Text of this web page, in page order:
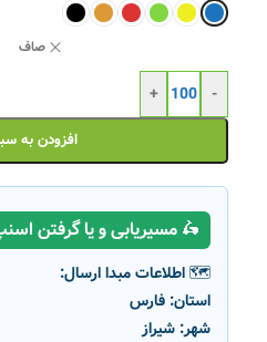
صاف
-
+
افزودن به
🛵 مسیریابی و یا گرفتن
🗺️ اطلاعات مبدا ارسال:
استان: فارس
شهر: شیراز